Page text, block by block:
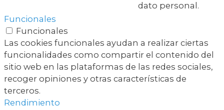
dato personal.
Funcionales
Funcionales
Las cookies funcionales ayudan a realizar ciertas
funcionalidades como compartir el contenido del
sitio web en las plataformas de las redes sociales,
recoger opiniones y otras características de
terceros.
Rendimiento